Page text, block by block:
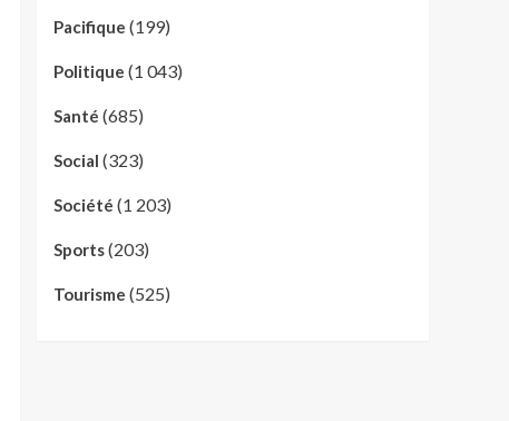
Pacifique (199)
Politique (1 043)
Santé (685)
Social (323)
Société (1 203)
Sports(203)
Tourisme (525)